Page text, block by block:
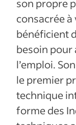
son propre
consacrée à
bénéficient
besoin pour
l’emploi.
le premier
technique
forme des